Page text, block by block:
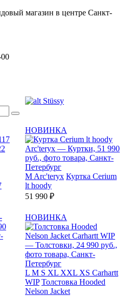
магазин в центре Санкт-
Stüssy
НОВИНКА
M Arc'teryx Куртка Cerium
lt hoody
51 990 ₽
НОВИНКА
L M S XL XXL XS Carhartt
WIP Толстовка Hooded
Nelson Jacket